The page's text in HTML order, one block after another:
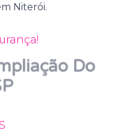
Niterói.
Do